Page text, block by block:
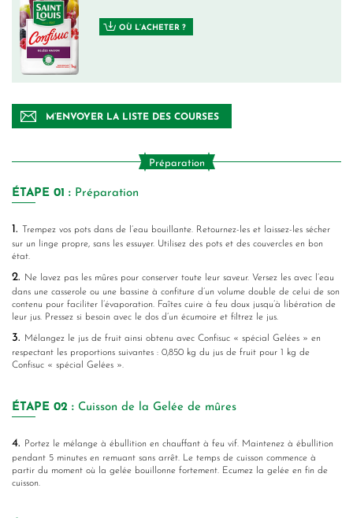
OÙ L’ACHETER ?
M’ENVOYER LA LISTE DES COURSES
Préparation
ÉTAPE 01 : Préparation
1.
Trempez vos pots dans de l’eau bouillante. Retournez-les et laissez-les sécher
sur un linge propre, sans les essuyer. Utilisez des pots et des couvercles en bon
état.
2.
Ne lavez pas les mûres pour conserver toute leur saveur. Versez les avec l’eau
dans une casserole ou une bassine à confiture d’un volume double de celui de son
contenu pour faciliter l’évaporation. Faîtes cuire à feu doux jusqu’à libération de
leur jus. Pressez si besoin avec le dos d’un écumoire et filtrez le jus.
3.
Mélangez le jus de fruit ainsi obtenu avec Confisuc « spécial Gelées » en
respectant les proportions suivantes : 0,850 kg du jus de fruit pour 1 kg de
Confisuc « spécial Gelées ».
ÉTAPE 02 : Cuisson de la Gelée de mûres
4.
Portez le mélange à ébullition en chauffant à feu vif. Maintenez à ébullition
pendant 5 minutes en remuant sans arrêt. Le temps de cuisson commence à
partir du moment où la gelée bouillonne fortement. Ecumez la gelée en fin de
cuisson.